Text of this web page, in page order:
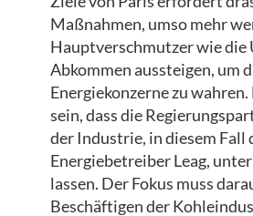
Maßnahmen, umso mehr
Hauptverschmutzer wie die
Abkommen aussteigen, um
Energiekonzerne zu wahren.
sein, dass die
der Industrie, in diesem Fall
Energiebetreiber Leag,
lassen. Der Fokus muss
Beschäftigen der